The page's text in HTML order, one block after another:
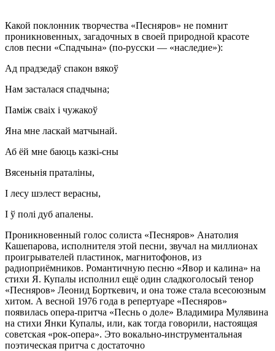
Какой поклонник творчества «Песняров» не помнит
проникновенных, загадочных в своей природной красоте
слов песни «Спадчына» (по-русски — «наследие»):
Ад прадзедаў спакон вякоў
Нам засталася спадчына;
Паміж сваіх і чужакоў
Яна мне ласкай матчынай.
Аб ёй мне баюць казкі-сны
Вясеньнія праталіны,
І лесу шэлест верасны,
І ў полі дуб апалены.
Проникновенный голос солиста «Песняров» Анатолия
Кашепарова, исполнителя этой песни, звучал на миллионах
проигрывателей пластинок, магнитофонов, из
радиоприёмников. Романтичную песню «Явор и калина» на
стихи Я. Купалы исполнил ещё один сладкоголосый тенор
«Песняров» Леонид Борткевич, и она тоже стала всесоюзным
хитом. А весной 1976 года в репертуаре «Песняров»
появилась опера-притча «Песнь о доле» Владимира Мулявина
на стихи Янки Купалы, или, как тогда говорили, настоящая
советская «рок-опера». Это вокально-инструментальная
поэтическая притча с достаточно